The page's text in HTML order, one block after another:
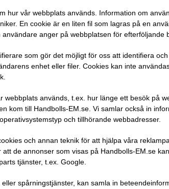
hur vår webbplats används. Information om
En cookie är en liten fil som lagras på en
anger på webbplatsen för efterföljande
som gör det möjligt för oss att identifiera
enhet eller filer. Cookies kan inte
används, t.ex. hur länge ett besök på
kom till Handbolls-EM.se. Vi samlar också in
och tillhörande webbadresser.
och annan teknik för att hjälpa våra
de annonser som visas på Handbolls-EM.se
tjänster, t.ex. Google.
spårningstjänster, kan samla in